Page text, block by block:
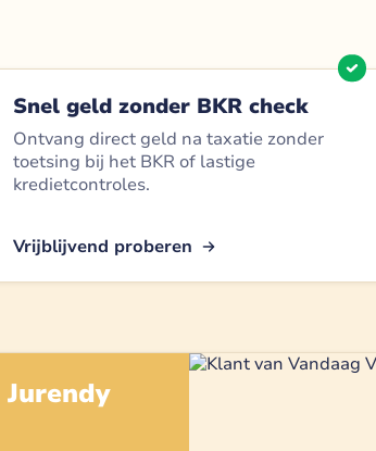
Snel geld zonder BKR check
Ontvang direct geld na taxatie zonder
toetsing bij het BKR of lastige
kredietcontroles.
Vrijblijvend proberen
Jurendy